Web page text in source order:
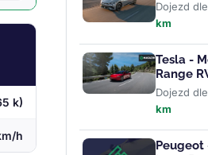
k)
h
Dojezd
km
Tesla -
Range
Dojezd
km
Peugeot